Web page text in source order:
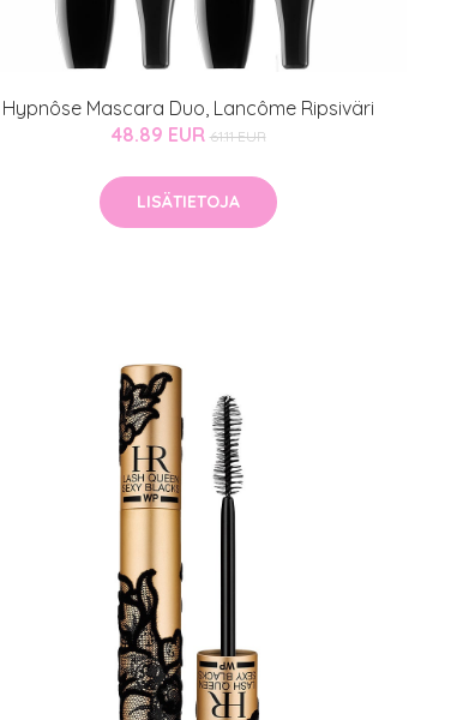
Hypnôse Mascara Duo, Lancôme Ripsiväri
48.89 EUR 61.11 EUR
LISÄTIETOJA